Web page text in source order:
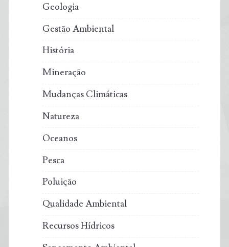
Geologia
Gestão Ambiental
História
Mineração
Mudanças Climáticas
Natureza
Oceanos
Pesca
Poluição
Qualidade Ambiental
Recursos Hídricos